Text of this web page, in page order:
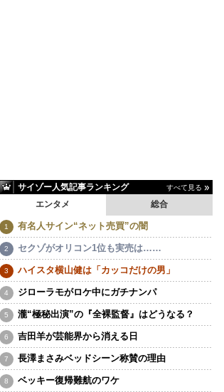
サイゾー人気記事ランキング すべて見る
エンタメ 総合
有名人サイン“ネット売買”の闇
セクゾがオリコン1位も実売は……
ハイスタ横山健は「カッコだけの男」
ジローラモがロケ中にガチナンパ
瀧“極秘出演”の『全裸監督』はどうなる？
吉田羊が芸能界から消える日
長澤まさみベッドシーン称賛の理由
ベッキー復帰難航のワケ